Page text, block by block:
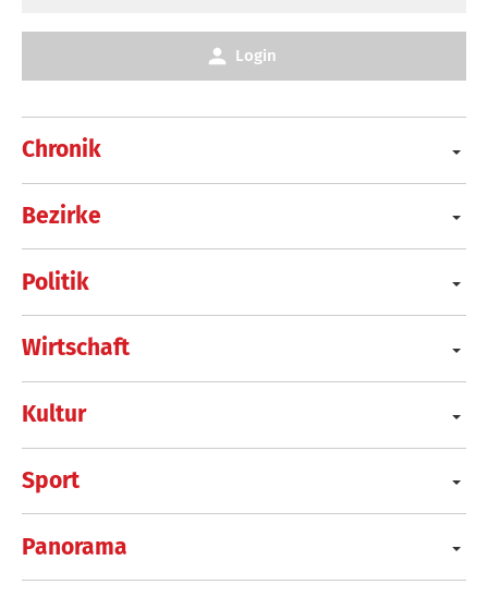
Chronik
Bezirke
Politik
Wirtschaft
Kultur
Sport
Panorama
Login